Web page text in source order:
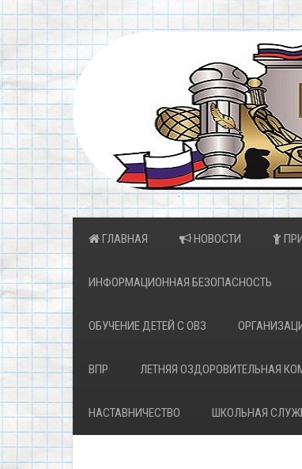
ГЛАВНАЯ НОВОСТИ
ИНФОРМАЦИОННАЯ БЕЗОПАСНОСТЬ
ОБУЧЕНИЕ ДЕТЕЙ С ОВЗ
ВПР ЛЕТНЯЯ ОЗДОРОВИТЕЛЬНАЯ
НАСТАВНИЧЕСТВО ШКОЛЬНАЯ